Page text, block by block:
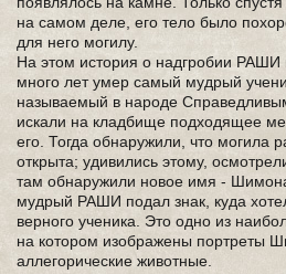
на самом деле, его тело было
для него могилу.
На этом история о надгробии РАШИ
много лет умер самый мудрый
называемый в народе
искали на кладбище подходящее
его. Тогда обнаружили, что
открыта; удивились этому,
там обнаружили новое имя -
мудрый РАШИ подал знак, куда
верного ученика. Это одно из
на котором изображены портреты
аллегорические животные.